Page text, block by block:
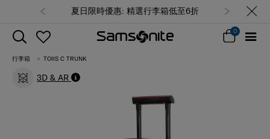
夏日限時優惠: 精選行李箱低至6折
0
行李箱 TOIIS C TRUNK
3D & AR